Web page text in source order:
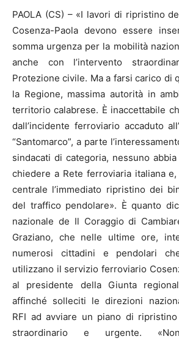
PAOLA (CS) – «I lavori di ripristino
Cosenza-Paola devono essere
somma urgenza per la mobilità
anche con l’intervento
Protezione civile. Ma a farsi carico di
la Regione, massima autorità in
territorio calabrese. È inaccettabile
dall’incidente ferroviario accaduto
“Santomarco”, a parte
sindacati di categoria, nessuno
chiedere a Rete ferroviaria italiana
centrale l’immediato ripristino dei
del traffico pendolare». È quanto
nazionale de Il Coraggio di
Graziano, che nelle ultime ore,
numerosi cittadini e pendolari
utilizzano il servizio ferroviario
al presidente della Giunta
affinché solleciti le direzioni
RFI ad avviare un piano di
straordinario e urgente.